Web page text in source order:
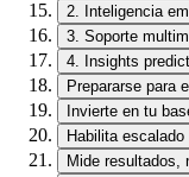
2. Inteligencia
3. Soporte
4. Insights
Prepararse para
Invierte en tu
Habilita escalado
Mide resultados,